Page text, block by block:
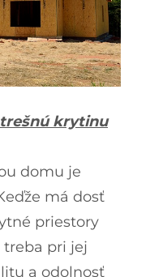
krytinu
domu je
má dosť
priestory
treba pri jej
a odolnosť